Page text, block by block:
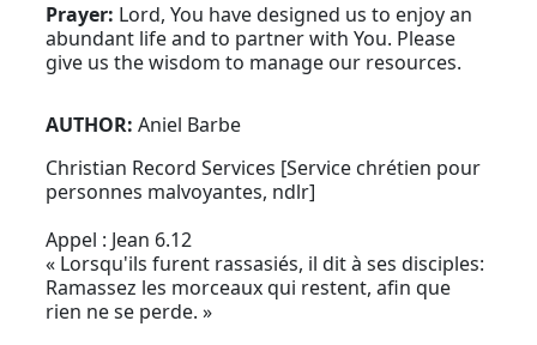
Prayer: Lord, You have designed us to enjoy an
abundant life and to partner with You. Please
give us the wisdom to manage our resources.
AUTHOR:Aniel Barbe
Christian Record Services [Service chrétien pour
personnes malvoyantes, ndlr]
Appel : Jean 6.12
« Lorsqu'ils furent rassasiés, il dit à ses disciples:
Ramassez les morceaux qui restent, afin que
rien ne se perde. »